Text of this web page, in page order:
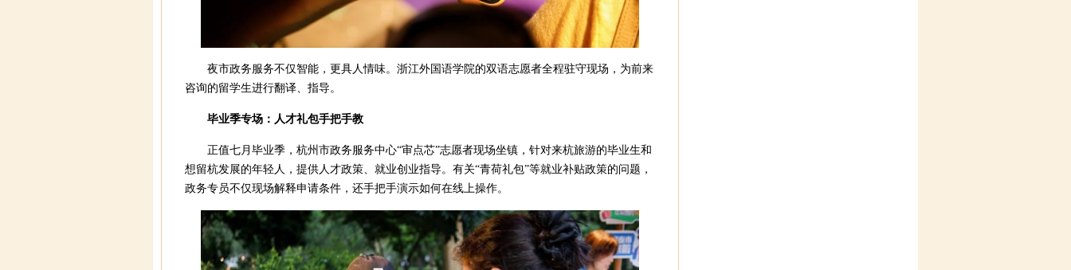
夜市政务服务不仅智能，更具人情味。浙江外国语学院的双语志愿者全程驻守现场，为前来
咨询的留学生进行翻译、指导。
毕业季专场：人才礼包手把手教
正值七月毕业季，杭州市政务服务中心“审点芯”志愿者现场坐镇，针对来杭旅游的毕业生和
想留杭发展的年轻人，提供人才政策、就业创业指导。有关“青荷礼包”等就业补贴政策的问题，
政务专员不仅现场解释申请条件，还手把手演示如何在线上操作。